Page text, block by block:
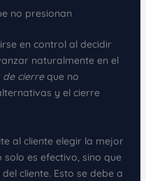
no presionan
en control al decidir
naturalmente en el
de cierreque no
y el cierre
al cliente elegir la mejor
es efectivo, sino que
cliente. Esto se debe a